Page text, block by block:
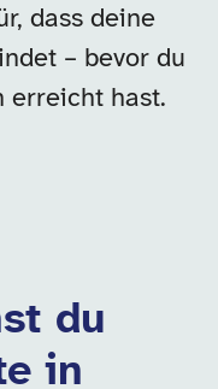
dass deine
– bevor du
erreicht hast.
du
in